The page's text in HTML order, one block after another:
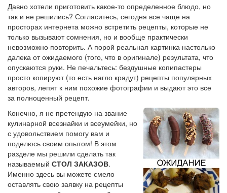
Давно хотели приготовить какое-то определенное блюдо, но
так и не решились? Согласитесь, сегодня все чаще на
просторах интернета можно встретить рецепты, которые не
только вызывают сомнения, но и вообще практически
невозможно повторить. А порой реальная картинка настолько
далека от ожидаемого (того, что в оригинале) результата, что
опускаются руки. Не печальтесь: бездушные копипастеры
просто копируют (то есть нагло крадут) рецепты популярных
авторов, лепят к ним похожие фотографии и выдают это все
за полноценный рецепт.
Конечно, я не претендую на звание
кулинарной всезнайки и всеумейки, но
с удовольствием помогу вам и
поделюсь своим опытом! В этом
разделе мы решили сделать так
называемый СТОЛ ЗАКАЗОВ.
Именно здесь вы можете смело
оставлять свою заявку на рецепты